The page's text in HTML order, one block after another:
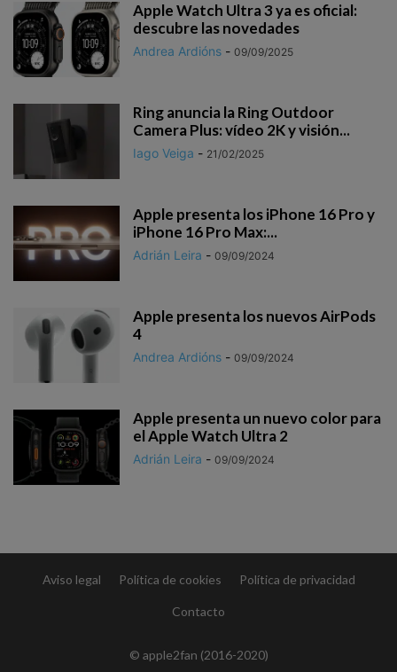
Apple Watch Ultra 3 ya es oficial:
descubre las novedades
Andrea Ardións - 09/09/2025
Ring anuncia la Ring Outdoor
Camera Plus: vídeo 2K y visión...
Iago Veiga - 21/02/2025
Apple presenta los iPhone 16 Pro y
iPhone 16 Pro Max:...
Adrián Leira - 09/09/2024
Apple presenta los nuevos AirPods
4
Andrea Ardións - 09/09/2024
Apple presenta un nuevo color para
el Apple Watch Ultra 2
Adrián Leira - 09/09/2024
Aviso legal Política de cookies Política de privacidad
Contacto
© apple2fan (2016-2020)